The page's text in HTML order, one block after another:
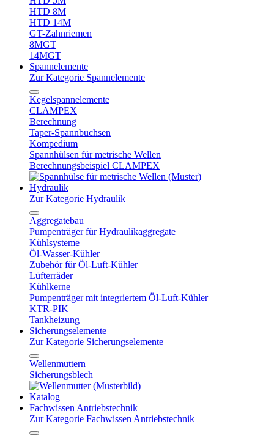
HTD 8M
HTD 14M
GT-Zahnriemen
8MGT
14MGT
Spannelemente
Zur Kategorie Spannelemente
Kegelspannelemente
CLAMPEX
Berechnung
Taper-Spannbuchsen
Kompedium
Spannhülsen für metrische Wellen
Berechnungsbeispiel CLAMPEX
Hydraulik
Zur Kategorie Hydraulik
Aggregatebau
Pumpenträger für Hydraulikaggregate
Kühlsysteme
Öl-Wasser-Kühler
Zubehör für Öl-Luft-Kühler
Lüfterräder
Kühlkerne
Pumpenträger mit integriertem Öl-Luft-Kühler
KTR-PIK
Tankheizung
Sicherungselemente
Zur Kategorie Sicherungselemente
Wellenmuttern
Sicherungsblech
Katalog
Fachwissen Antriebstechnik
Zur Kategorie Fachwissen Antriebstechnik